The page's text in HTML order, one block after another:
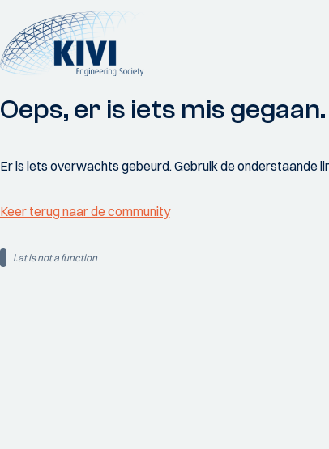
Oeps, er is iets mis gegaan.
Er is iets overwachts gebeurd. Gebruik de onderstaande
Keer terug naar de community
i.at is not a function